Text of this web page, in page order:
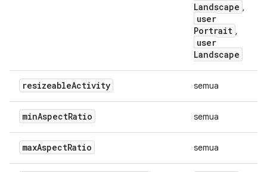
Landscape ,
user
Portrait ,
user
Landscape
resizeableActivity semua
minAspectRatio semua
maxAspectRatio semua